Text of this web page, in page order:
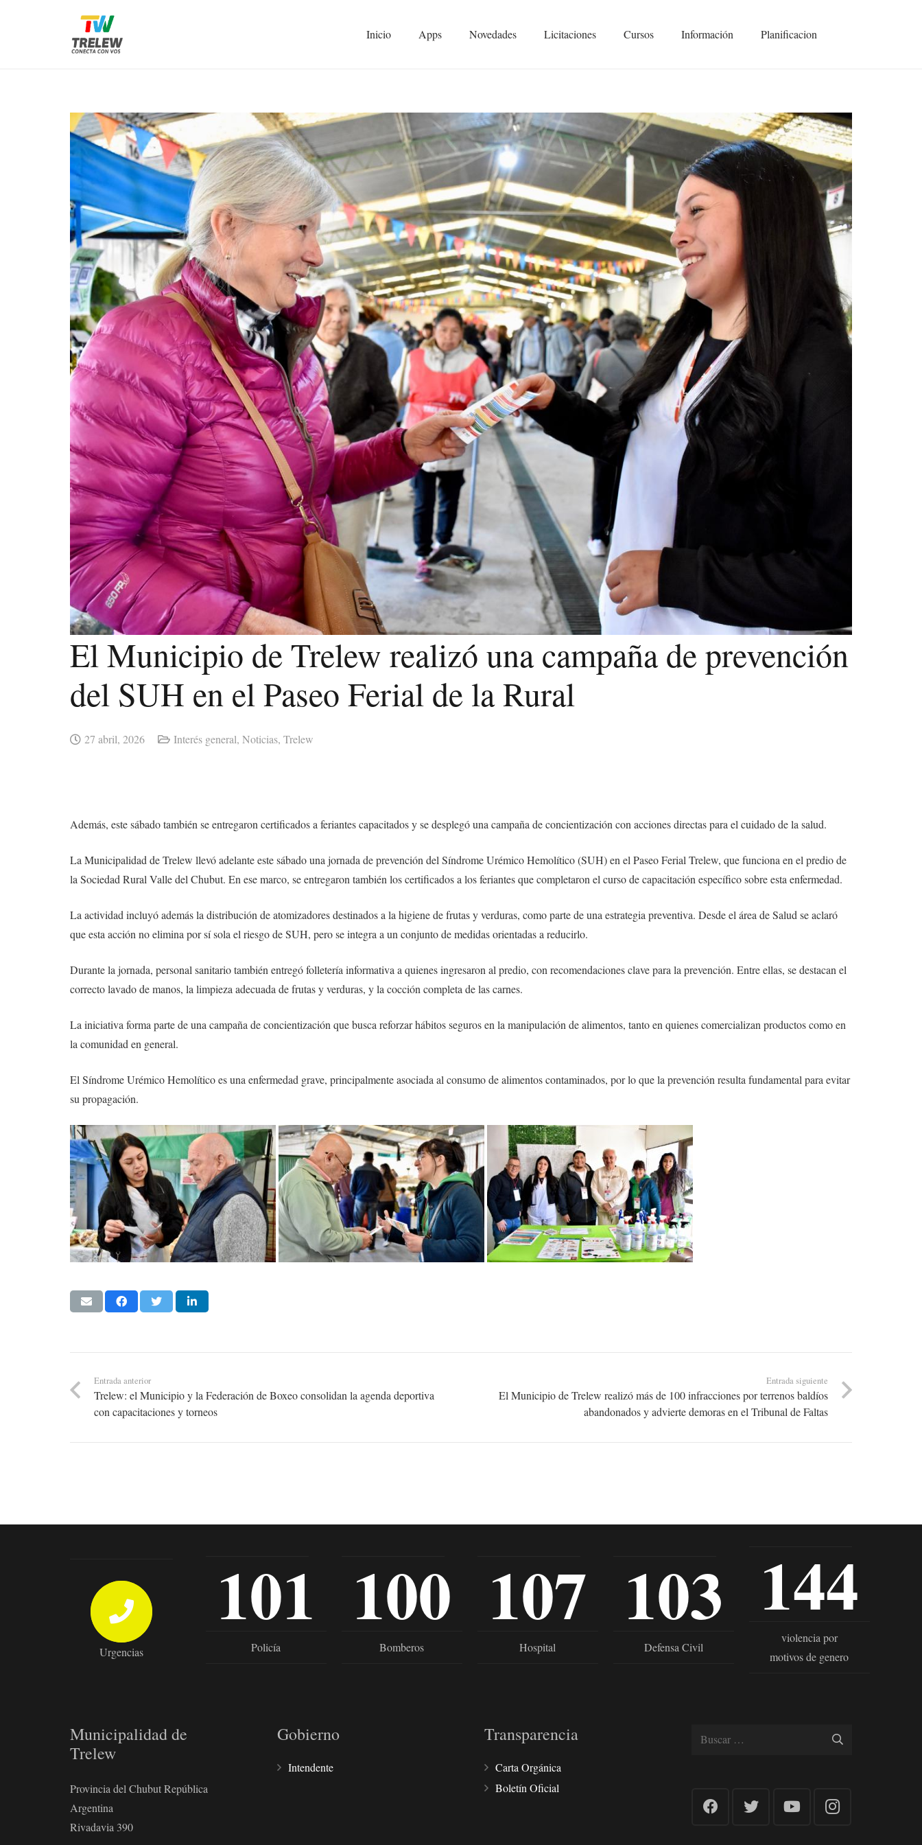
Inicio Apps Novedades Licitaciones Cursos Información Planificacion
El Municipio de Trelew realizó una campaña de prevención
del SUH en el Paseo Ferial de la Rural
27 abril, 2026 Interés general, Noticias, Trelew
Además, este sábado también se entregaron certificados a feriantes capacitados y se desplegó una campaña de concientización con acciones directas para el cuidado de la salud.
La Municipalidad de Trelew llevó adelante este sábado una jornada de prevención del Síndrome Urémico Hemolítico (SUH) en el Paseo Ferial Trelew, que funciona en el predio de
la Sociedad Rural Valle del Chubut. En ese marco, se entregaron también los certificados a los feriantes que completaron el curso de capacitación específico sobre esta enfermedad.
La actividad incluyó además la distribución de atomizadores destinados a la higiene de frutas y verduras, como parte de una estrategia preventiva. Desde el área de Salud se aclaró
que esta acción no elimina por sí sola el riesgo de SUH, pero se integra a un conjunto de medidas orientadas a reducirlo.
Durante la jornada, personal sanitario también entregó folletería informativa a quienes ingresaron al predio, con recomendaciones clave para la prevención. Entre ellas, se destacan el
correcto lavado de manos, la limpieza adecuada de frutas y verduras, y la cocción completa de las carnes.
La iniciativa forma parte de una campaña de concientización que busca reforzar hábitos seguros en la manipulación de alimentos, tanto en quienes comercializan productos como en
la comunidad en general.
El Síndrome Urémico Hemolítico es una enfermedad grave, principalmente asociada al consumo de alimentos contaminados, por lo que la prevención resulta fundamental para evitar
su propagación.
Entrada anterior
Trelew: el Municipio y la Federación de Boxeo consolidan la agenda deportiva
con capacitaciones y torneos
Entrada siguiente
El Municipio de Trelew realizó más de 100 infracciones por terrenos baldíos
abandonados y advierte demoras en el Tribunal de Faltas
Urgencias
101
Policía
100
Bomberos
107
Hospital
103
Defensa Civil
144
violencia por
motivos de genero
Municipalidad de
Trelew
Provincia del Chubut República
Argentina
Rivadavia 390
Gobierno
Intendente
Transparencia
Carta Orgánica
Boletín Oficial
Buscar: